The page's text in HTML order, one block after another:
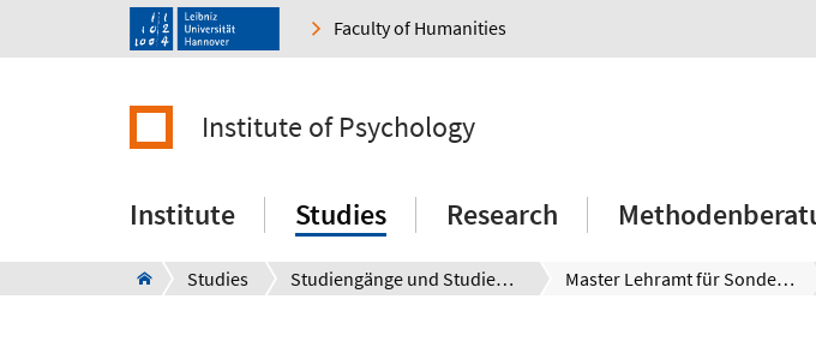
Faculty of Humanities
Institute of Psychology
Institute Studies Research
Studies Studiengänge und Studienfächer Master Lehramt für Sonderpädagogik